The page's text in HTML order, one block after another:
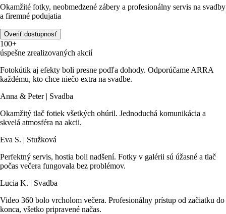
Okamžité fotky, neobmedzené zábery a profesionálny servis na svadby
a firemné podujatia
Overiť dostupnosť
100+
úspešne zrealizovaných akcií
Fotokútik aj efekty boli presne podľa dohody. Odporúčame ARRA
každému, kto chce niečo extra na svadbe.
Anna & Peter | Svadba
Okamžitý tlač fotiek všetkých ohúril. Jednoduchá komunikácia a
skvelá atmosféra na akcii.
Eva S. | Stužková
Perfektný servis, hostia boli nadšení. Fotky v galérii sú úžasné a tlač
počas večera fungovala bez problémov.
Lucia K. | Svadba
Video 360 bolo vrcholom večera. Profesionálny prístup od začiatku do
konca, všetko pripravené načas.